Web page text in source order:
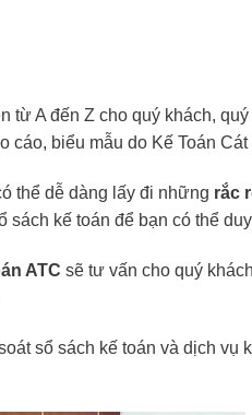
từ A đến Z cho quý khách,
cáo, biểu mẫu do Kế Toán
thể dễ dàng lấy đi những rắc
kế toán để bạn có thể
ATC sẽ tư vấn cho quý
sổ sách kế toán và dịch vụ